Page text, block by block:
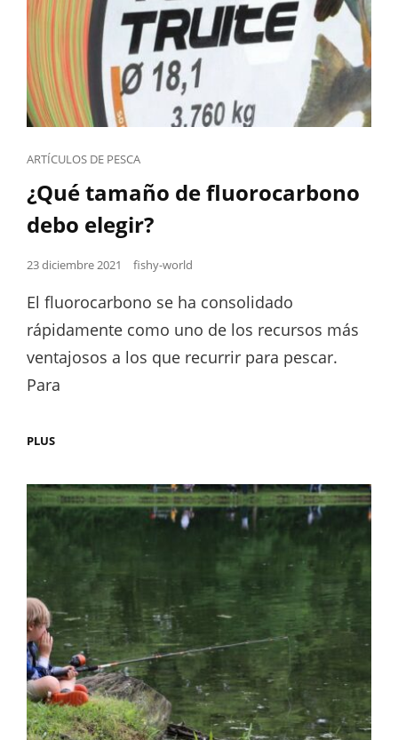
Cat
ARTÍCULOS DE PESCA
¿Qué tamaño de fluorocarbono
debo elegir?
Posted
23 diciembre 2021 fishy-world
El fluorocarbono se ha consolidado
rápidamente como uno de los recursos más
ventajosos a los que recurrir para pescar.
Para
PLUS¿QUÉ
FLUOROCARBONO
DEBO
ELEGIR?